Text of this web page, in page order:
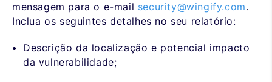
mensagem para o e-mail security@wingify.com.
Inclua os seguintes detalhes no seu relatório:
Descrição da localização e potencial impacto
da vulnerabilidade;